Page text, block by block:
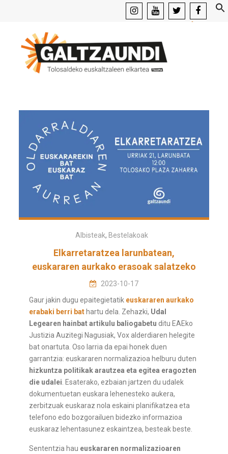
facebook
Albisteak, Bestelakoak
Elkarretaratzea larunbatean,
euskararen aurkako erasoak salatzeko
2023-10-17
Gaur jakin dugu epaitegietatik euskararen aurkako
erabaki berri bat hartu dela. Zehazki, Udal
Legearen hainbat artikulu baliogabetu ditu EAEko
Justizia Auzitegi Nagusiak, Vox alderdiaren helegite
bat onartuta. Oso larria da epai honek duen
garrantzia: euskararen normalizazioa helburu duten
hizkuntza politikak arautzea eta egitea eragozten
die udalei . Esaterako, ezbaian jartzen du udalek
dokumentuetan euskara lehenesteko aukera,
zerbitzuak euskaraz nola eskaini planifikatzea eta
telefono edo bozgorailuen bidezko informazioa
euskaraz lehentasunez eskaintzea, besteak beste.
Sententzia hau euskararen normalizazioaren